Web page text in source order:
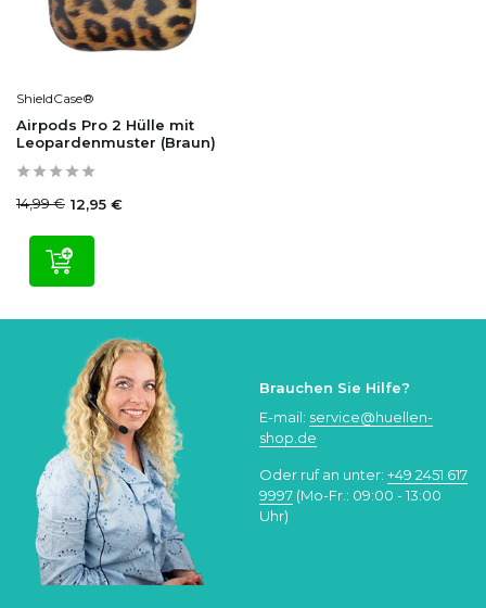
ShieldCase®
Airpods Pro 2 Hülle mit
Leopardenmuster (Braun)
14,99 € 12,95 €
Brauchen Sie Hilfe?
E-mail: service@huellen-
shop.de
Oder ruf an unter: +49 2451 617
9997 (Mo-Fr.: 09:00 - 13:00
Uhr)